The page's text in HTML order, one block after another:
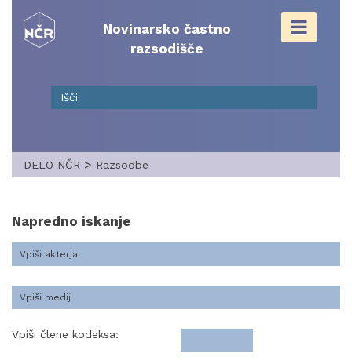
content
Novinarsko častno
razsodišče
DELO NČR > Razsodbe
Napredno iskanje
Vpiši člene kodeksa: